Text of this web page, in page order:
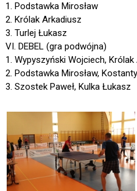
1. Podstawka Mirosław
2. Królak Arkadiusz
3. Turlej Łukasz
VI. DEBEL (gra podwójna)
1. Wypyszyński Wojciech, Królak
2. Podstawka Mirosław,
3. Szostek Paweł, Kulka Łukasz